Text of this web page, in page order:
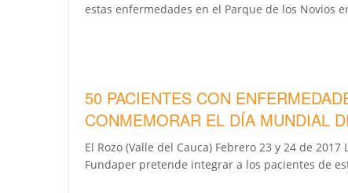
estas enfermedades en el Parque de los Novios
50 PACIENTES CON
CONMEMORAR EL DÍA MUNDIAL
El Rozo (Valle del Cauca) Febrero 23 y 24 de
Fundaper pretende integrar a los pacientes de